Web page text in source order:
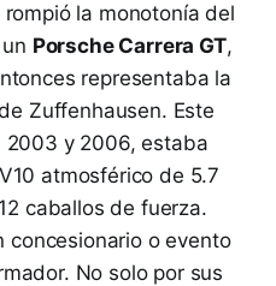
la monotonía del
Porsche Carrera GT,
representaba la
Zuffenhausen. Este
2003 y 2006, estaba
atmosférico de 5.7
caballos de fuerza.
concesionario o evento
No solo por sus